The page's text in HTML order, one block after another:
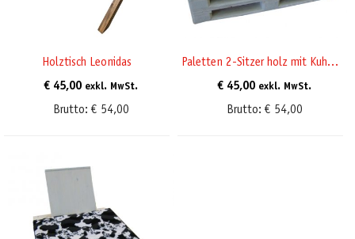
Holztisch Leonidas
€ 45,00 exkl. MwSt.
Brutto: € 54,00
Paletten 2-Sitzer holz mit Kuhfellauflage
€ 45,00 exkl. MwSt.
Brutto: € 54,00